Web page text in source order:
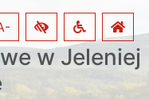
w Jeleniej